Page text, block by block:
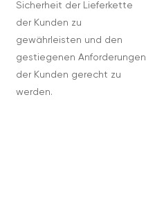
Sicherheit der Lieferkette
der Kunden zu
gewährleisten und den
gestiegenen Anforderungen
der Kunden gerecht zu
werden.